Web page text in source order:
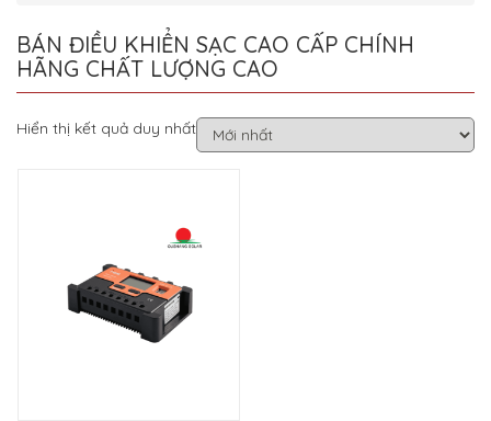
BÁN ĐIỀU KHIỂN SẠC CAO CẤP CHÍNH
HÃNG CHẤT LƯỢNG CAO
Hiển thị kết quả duy nhất